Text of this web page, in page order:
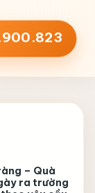
– Quà
ra trường